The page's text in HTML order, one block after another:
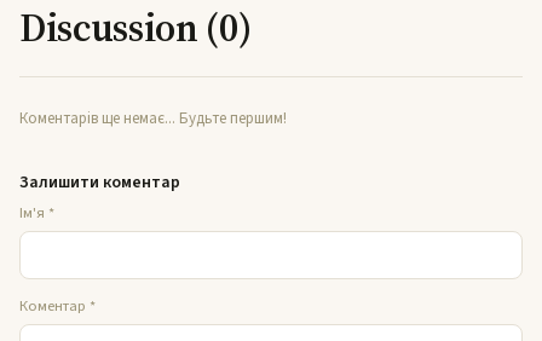
Discussion (0)
Коментарів ще немає... Будьте першим!
Залишити коментар
Ім'я *
Коментар *